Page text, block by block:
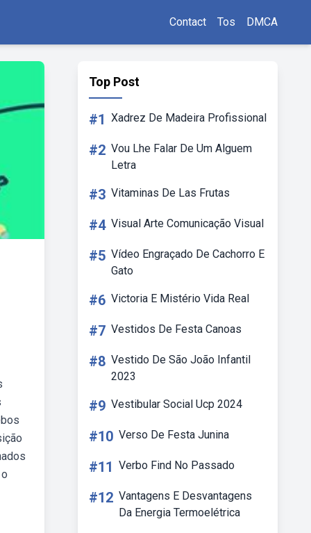
Contact Tos DMCA
Top Post
#1 Xadrez De Madeira Profissional
#2 Vou Lhe Falar De Um Alguem
Letra
#3 Vitaminas De Las Frutas
#4 Visual Arte Comunicação Visual
#5 Vídeo Engraçado De Cachorro E
Gato
#6 Victoria E Mistério Vida Real
#7 Vestidos De Festa Canoas
#8 Vestido De São João Infantil
2023
#9 Vestibular Social Ucp 2024
#10 Verso De Festa Junina
#11 Verbo Find No Passado
#12 Vantagens E Desvantagens
Da Energia Termoelétrica